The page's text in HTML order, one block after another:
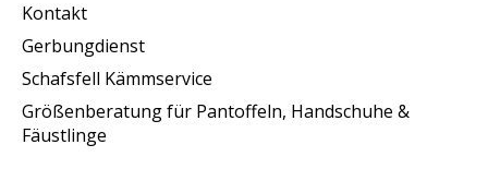
Kontakt
Gerbungdienst
Schafsfell Kämmservice
Größenberatung für Pantoffeln, Handschuhe &
Fäustlinge